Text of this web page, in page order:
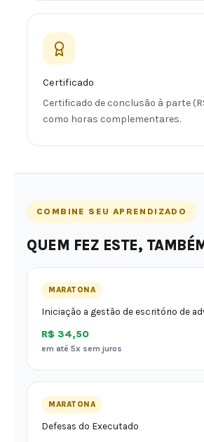
Certificado
Certificado de conclusão à parte
como horas complementares.
COMBINE SEU APRENDIZADO
QUEM FEZ ESTE,
MARATONA
Iniciação a gestão de escritório de
R$ 34,50
em até 5x sem juros
MARATONA
Defesas do Executado